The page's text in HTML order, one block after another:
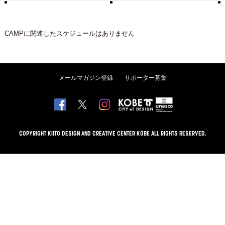
CAMPに関連したスケジュールはありません
メールマガジン登録 サポーター募集
COPYRIGHT KIITO DESIGN AND CREATIVE CENTER KOBE ALL RIGHTS RESERVED.